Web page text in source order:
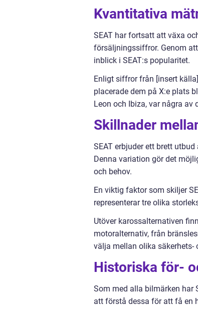
Kvantitativa
SEAT har fortsatt att växa
försäljningssiffror. Genom
inblick i SEAT:s popularitet.
Enligt siffror från [insert
placerade dem på X:e plats
Leon och Ibiza, var några av
Skillnader
SEAT erbjuder ett brett
Denna variation gör det
och behov.
En viktig faktor som skiljer
representerar tre olika
Utöver karossalternativen
motoralternativ, från
välja mellan olika
Historiska för-
Som med alla bilmärken har
att förstå dessa för att få en